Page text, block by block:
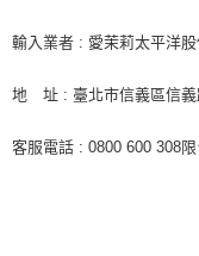
輸入業者 : 愛茉莉太平洋
地 址 : 臺北市信義區信義
客服電話 : 0800 600 308